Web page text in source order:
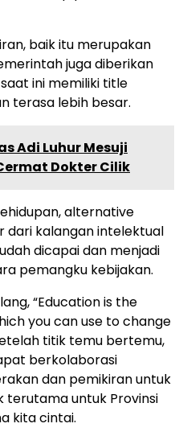
baik itu merupakan
juga diberikan
ini memiliki title
terasa lebih besar.
Adi Luhur Mesuji
Dokter Cilik
alternative
dari kalangan intelektual
dicapai dan menjadi
pemangku kebijakan.
“Education is the
you can use to change
titik temu bertemu,
berkolaborasi
dan pemikiran untuk
terutama untuk Provinsi
kita cintai.